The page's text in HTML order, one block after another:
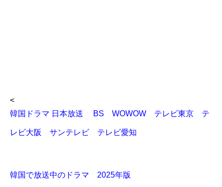
<
韓国ドラマ 日本放送 BS WOWOW テレビ東京 テ
レビ大阪 サンテレビ テレビ愛知
韓国で放送中のドラマ 2025年版